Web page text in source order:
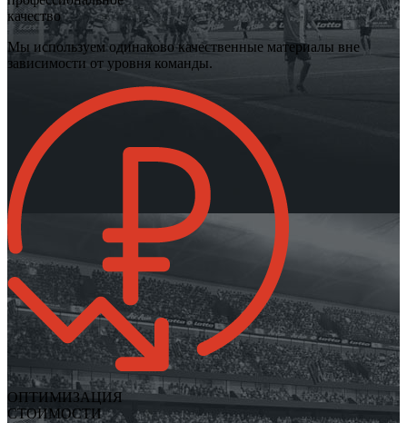
качество
Мы используем одинаково качественные материалы вне
зависимости от уровня команды.
ОПТИМИЗАЦИЯ
СТОИМОСТИ